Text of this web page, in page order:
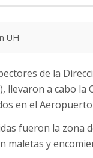
UH
de la
llevaron a cabo
en el
fueron la zona
maletas y